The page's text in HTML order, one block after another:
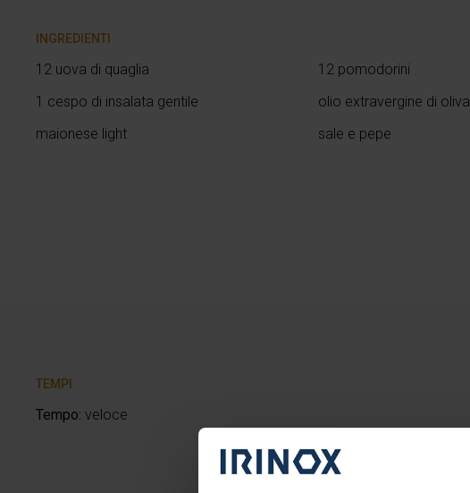
INGREDIENTI
12 uova di quaglia
1 cespo di insalata gentile
maionese light
12 pomodorini
olio extravergine di oliva
sale e pepe
TEMPI
Tempo: veloce